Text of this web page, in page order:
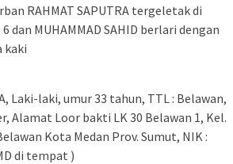
RAHMAT SAPUTRA tergeletak di
dan MUHAMMAD SAHID berlari dengan
kaki
Laki-laki, umur 33 tahun, TTL : Belawan,
Alamat Loor bakti LK 30 Belawan 1, Kel.
Kota Medan Prov. Sumut, NIK :
di tempat )